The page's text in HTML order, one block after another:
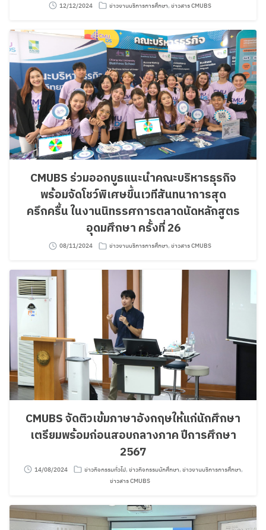
12/12/2024 ข่าวงานบริการการศึกษา, ข่าวสาร CMUBS
CMUBS ร่วมออกบูธแนะนำคณะบริหารธุรกิจ
พร้อมจัดโชว์พิเศษขึ้นเวทีสันทนาการสุด
ครึกครื้น ในงานนิทรรศการตลาดนัดหลักสูตร
อุดมศึกษา ครั้งที่ 26
08/11/2024 ข่าวงานบริการการศึกษา, ข่าวสาร CMUBS
CMUBS จัดติวเข้มภาษาอังกฤษให้แก่นักศึกษา
เตรียมพร้อมก่อนสอบกลางภาค ปีการศึกษา
2567
14/08/2024 ข่าวกิจกรรมทั่วไป, ข่าวกิจกรรมนักศึกษา, ข่าวงานบริการการศึกษา,
ข่าวสาร CMUBS